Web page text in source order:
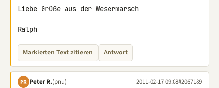
Liebe Grüße aus der Wesermarsch
Ralph
Markierten Text zitieren Antwort
PR Peter R.(pnu) 2011-02-17 09:08#2067189